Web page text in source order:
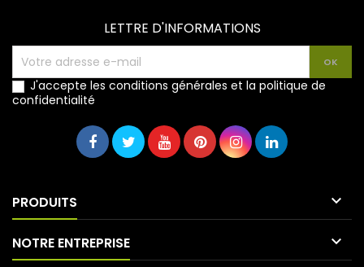
LETTRE D'INFORMATIONS
J'accepte les conditions générales et la politique de
confidentialité
PRODUITS 
NOTRE ENTREPRISE 